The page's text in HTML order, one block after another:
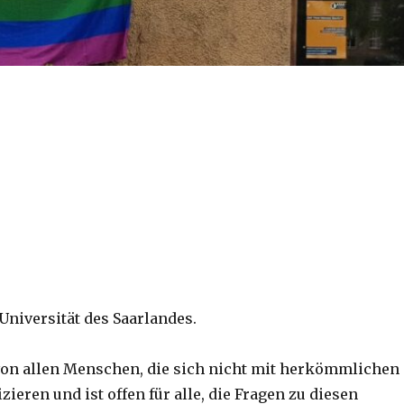
des Saarlandes.
allen Menschen, die sich nicht mit herkömmlichen
und ist offen für alle, die Fragen zu diesen